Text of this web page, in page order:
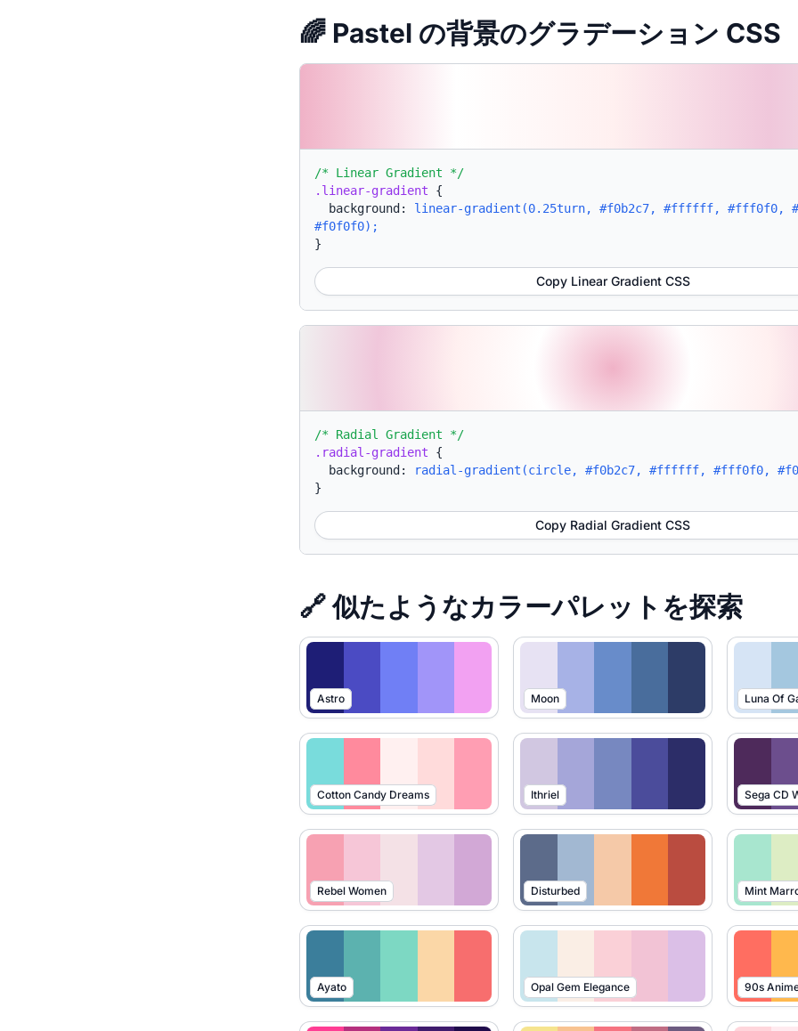
🌈 Pastel の背景のグラデーション CSS
/* Linear Gradient */
.linear-gradient {
background: linear-gradient(0.25turn, #f0b2c7, #ffffff, #fff0f0,
#f0f0f0);
}
Copy Linear Gradient CSS
/* Radial Gradient */
.radial-gradient {
background:
radial-gradient(circle, #f0b2c7, #ffffff, #fff0f0,
}
Copy Radial Gradient CSS
🔗 似たようなカラーパレットを探索
Astro Moon Luna Of
Cotton Candy Dreams Ithriel Sega CD
Rebel Women Disturbed Mint
Ayato Opal Gem Elegance 90s